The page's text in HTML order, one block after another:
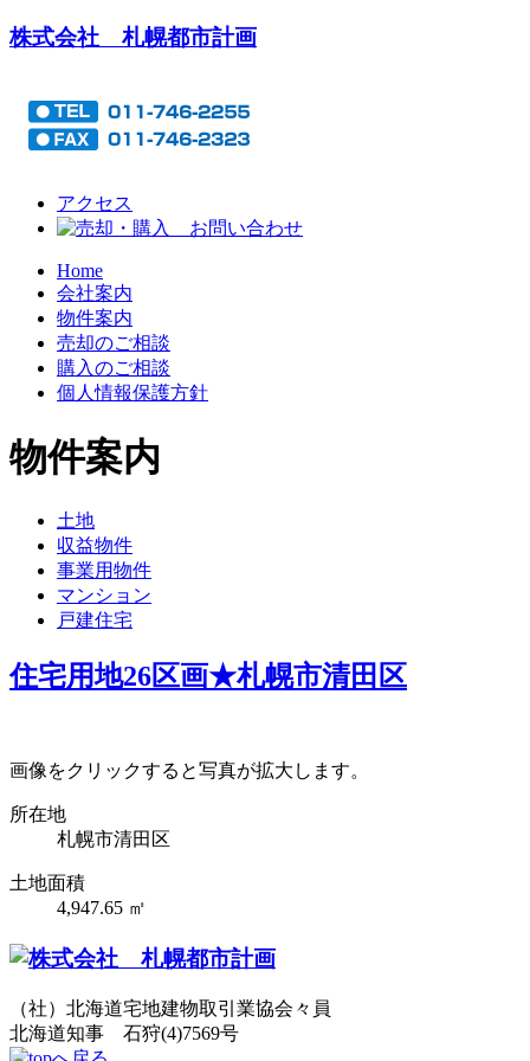
株式会社 札幌都市計画
アクセス
Home
会社案内
物件案内
売却のご相談
購入のご相談
個人情報保護方針
物件案内
土地
収益物件
事業用物件
マンション
戸建住宅
住宅用地26区画★札幌市清田区
画像をクリックすると写真が拡大します。
所在地
札幌市清田区
土地面積
4,947.65 ㎡
（社）北海道宅地建物取引業協会々員
北海道知事 石狩(4)7569号